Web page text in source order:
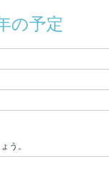
の予定
う。